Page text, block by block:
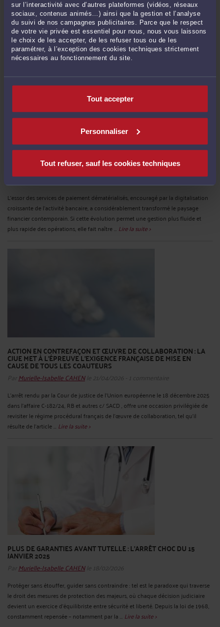
sur l’interactivité avec d’autres plateformes (vidéos, réseaux
sociaux, contenus animés…) ainsi que la gestion et l’analyse
du suivi de nos campagnes publicitaires. Parce que le respect
de votre vie privée est essentiel pour nous, nous vous laissons
le choix de les accepter, de les refuser tous ou de les
paramétrer, à l’exception des cookies techniques strictement
nécessaires au fonctionnement du site.
Tout accepter
Personnaliser
Tout refuser, sauf les cookies techniques
presse s’impose comme l’un des enjeux majeurs du droit européen de
l’information. Les juges nationaux et européens sont appelés à concilier deux
principes de même valeur : D’une part, la ...Lire la suite >
DONNÉES PERSONNELLES ET DISPOSITIFS DE SÉCURITÉ :
ABSENCE DE NÉGLIGENCE GRAVE DANS UNE FRAUDE PAR
ParMurielle-Isabelle CAHENle 21/04/2026
L’essor des services de paiement dématérialisés, encouragé par la digitalisation
croissante de l’activité bancaire, a considérablement transformé le paysage
financier contemporain. Si cette évolution permet une gestion plus fluide et
plus rapide des opérations, elle fait naître ... Lire la suite >
ACTION EN CONTREFAÇON ET ŒUVRE DE COLLABORATION : LA
CJUE MET À L’ÉPREUVE L’EXIGENCE FRANÇAISE DE MISE EN
CAUSE DE TOUS LES COAUTEURS
Par Murielle-Isabelle CAHENle 21/04/2026 - 1 commentaire
L’arrêt rendu par la Cour de justice de l’Union européenne le 18 décembre 2025
dans l’affaire C‑182/24, RB et autres c/ SACD , offre une occasion privilégiée de
revisiter le régime procédural français de l’œuvre de collaboration, tel qu’il
résulte de l’article ... Lire la suite >
PLUS DE GARANTIES AVANT TUTELLE : L’ARRÊT CHOC DU 15
JANVIER 2025
Par Murielle-Isabelle CAHENle 18/02/2026
Protéger sans étouffer, guider sans contraindre : tel est le paradoxe qui traverse
le droit des mesures de protection des majeurs, où chaque décision judiciaire
devient un exercice d’équilibriste entre sécurité et liberté. Depuis la loi de 1968,
constamment repensée – notamment par la ... Lire la suite >